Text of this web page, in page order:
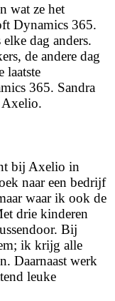
wat ze het
Dynamics 365.
dag anders.
de andere dag
laatste
365. Sandra
Axelio.
bij Axelio in
naar een bedrijf
waar ik ook de
drie kinderen
Bij
ik krijg alle
Daarnaast werk
leuke